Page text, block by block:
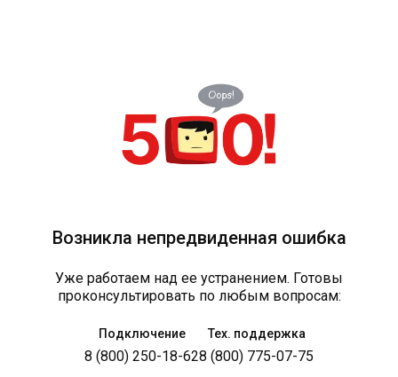
Возникла непредвиденная ошибка
Уже работаем над ее устранением. Готовы
проконсультировать по любым вопросам:
Подключение
8 (800) 250-18-62
Тех. поддержка
8 (800) 775-07-75